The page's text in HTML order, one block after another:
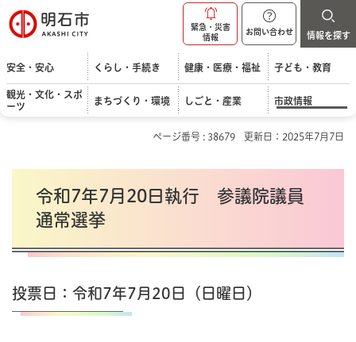
明石市
緊急・災害
情報
お問い合わせ 情報を探す
安全・安心 くらし・手続き 健康・医療・福祉 子ども・教育
観光・文化・スポ
ーツ
まちづくり・環境 しごと・産業 市政情報
ページ番号 : 38679 更新日：2025年7月7日
令和7年7月20日執行 参議院議員
通常選挙
投票日：令和7年7月20日（日曜日）